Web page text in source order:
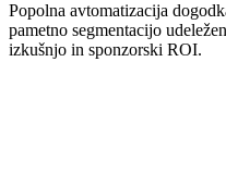
Popolna avtomatizacija
pametno segmentacijo
izkušnjo in sponzorski ROI.